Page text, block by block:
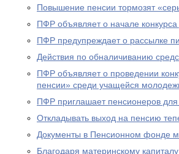
Повышение пенсии тормозят
ПФР объявляет о начале конкурса
ПФР предупреждает о рассылке
Действия по обналичиванию
ПФР объявляет о проведении
пенсии» среди учащейся
ПФР приглашает пенсионеров для
Откладывать выход на пенсию
Документы в Пенсионном фонде
Благодаря материнскому